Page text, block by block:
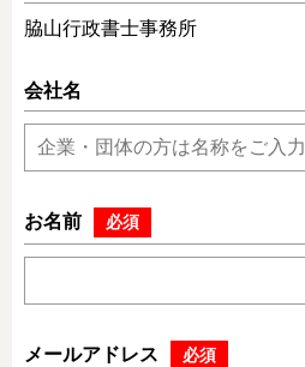
脇山行政書士事務所
会社名
お名前 必須
メールアドレス 必須